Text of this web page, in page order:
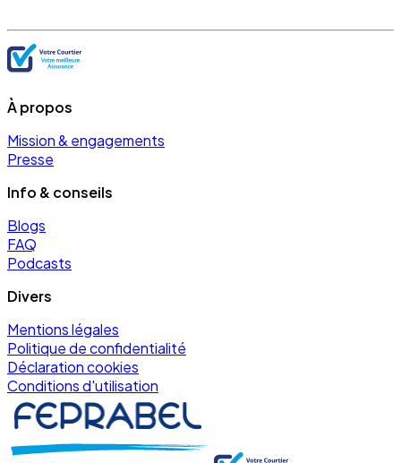
À propos
Mission & engagements
Presse
Info & conseils
Blogs
FAQ
Podcasts
Divers
Mentions légales
Politique de confidentialité
Déclaration cookies
Conditions d'utilisation